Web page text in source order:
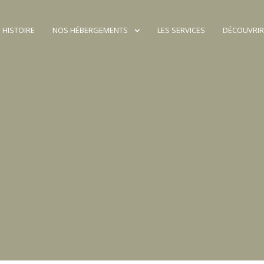
HISTOIRE NOS HÉBERGEMENTS LES SERVICES